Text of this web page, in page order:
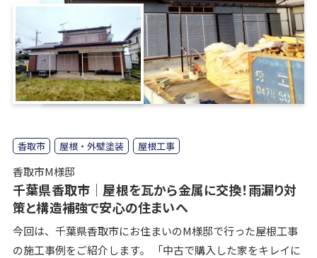
香取市 屋根・外壁塗装 屋根工事
香取市M様邸
千葉県香取市│屋根を瓦から金属に交換！雨漏り対
策と構造補強で安心の住まいへ
今回は、千葉県香取市にお住まいのM様邸で行った屋根工事
の施工事例をご紹介します。 「中古で購入した家をキレイに